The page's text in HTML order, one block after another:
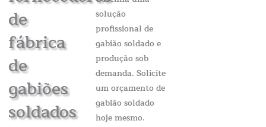
de
fábrica
de
gabiões
soldados
solução
profissional de
gabião soldado e
produção sob
demanda. Solicite
um orçamento de
gabião soldado
hoje mesmo.